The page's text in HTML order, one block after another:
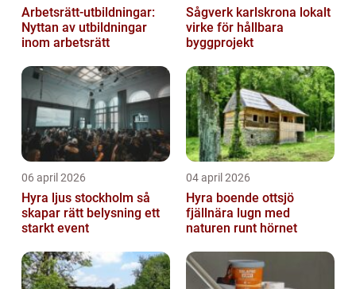
Arbetsrätt-utbildningar:
Nyttan av utbildningar
inom arbetsrätt
Sågverk karlskrona lokalt
virke för hållbara
byggprojekt
06 april 2026
Hyra ljus stockholm så
skapar rätt belysning ett
starkt event
04 april 2026
Hyra boende ottsjö
fjällnära lugn med
naturen runt hörnet